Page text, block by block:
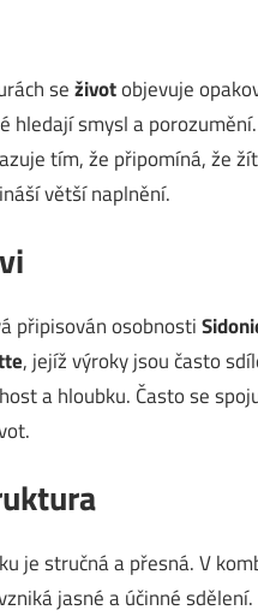
seživotobjevuje
hledají smysl a
tím, že připomíná, že žít
větší naplnění.
připisován osobnosti
, jejíž výroky jsou často
a hloubku. Často se
je stručná a přesná. V
jasné a účinné sdělení.